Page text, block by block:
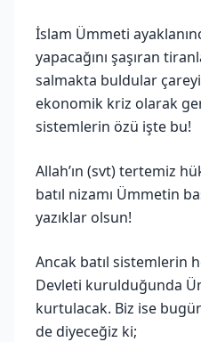
İslam Ümmeti
yapacağını şaşıran
salmakta buldular
ekonomik kriz olarak
sistemlerin özü işte bu!
Allah’ın (svt) tertemiz
batıl nizamı Ümmetin
yazıklar olsun!
Ancak batıl sistemlerin
Devleti kurulduğunda
kurtulacak. Biz ise
de diyeceğiz ki;